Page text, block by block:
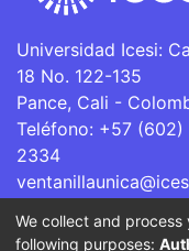
Universidad Icesi:
18 No. 122-135
Pance, Cali -
Teléfono: +57 (602)
2334
La Universidad
We collect and
following purposes: